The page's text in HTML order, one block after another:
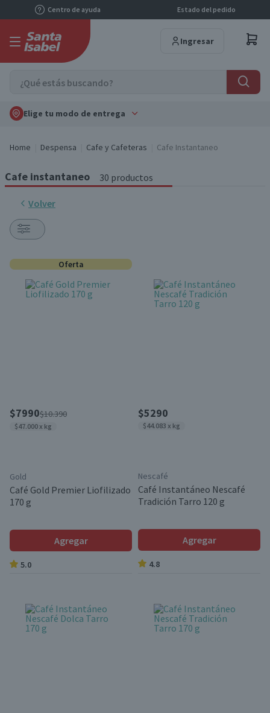
Centro de ayuda Estado del pedido
Ingresar
Elige tu modo de entrega
Home Despensa Cafe y Cafeteras Cafe Instantaneo
Cafe instantaneo 30 productos
Volver
Oferta
$7990$10.390
$47.000 x kg
Gold
Café Gold Premier Liofilizado
170 g
Agregar
5.0
$5290
$44.083 x kg
Nescafé
Café Instantáneo Nescafé
Tradición Tarro 120 g
Agregar
4.8